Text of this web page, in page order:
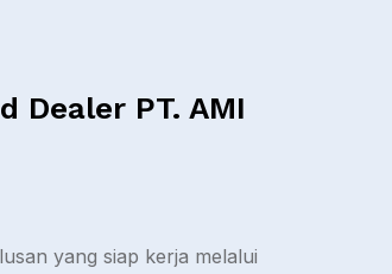
Dealer PT. AMI
yang siap kerja melalui